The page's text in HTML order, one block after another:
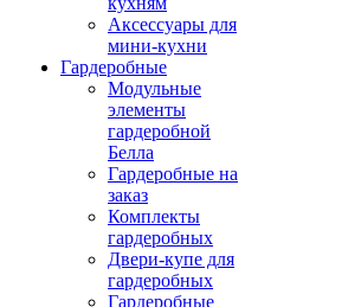
Аксессуары для
мини-кухни
Гардеробные
Модульные
элементы
гардеробной
Белла
Гардеробные на
заказ
Комплекты
гардеробных
Двери-купе для
гардеробных
Гардеробные